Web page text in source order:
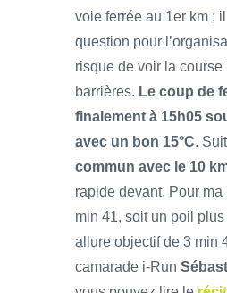
voie ferrée au 1er km ;
question pour
risque de voir la
barrières. Le coup de
finalement à 15h05
avec un bon 15°C.
commun avec le 10
rapide devant. Pour
min 41, soit un poil
allure objectif de 3 min
camarade i-Run